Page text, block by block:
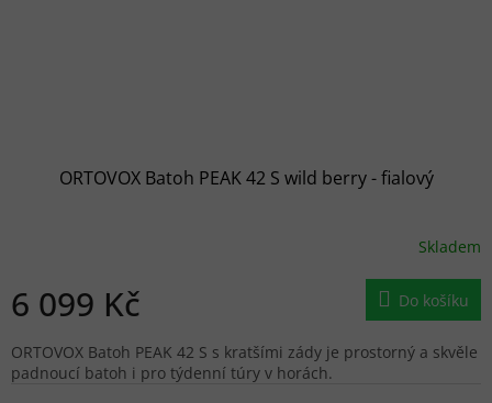
ORTOVOX Batoh PEAK 42 S wild berry - fialový
Skladem
6 099 Kč Do košíku
ORTOVOX Batoh PEAK 42 S s kratšími zády je prostorný a skvěle
padnoucí batoh i pro týdenní túry v horách.